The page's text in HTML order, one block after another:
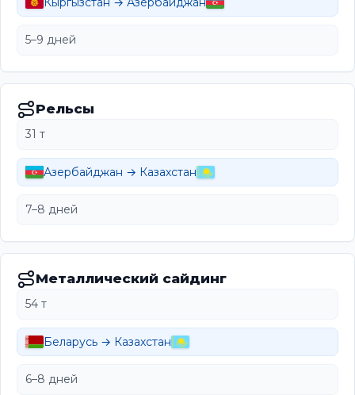
5–9 дней
Рельсы
31 т
Азербайджан → Казахстан
7–8 дней
Металлический сайдинг
54 т
Беларусь → Казахстан
6–8 дней